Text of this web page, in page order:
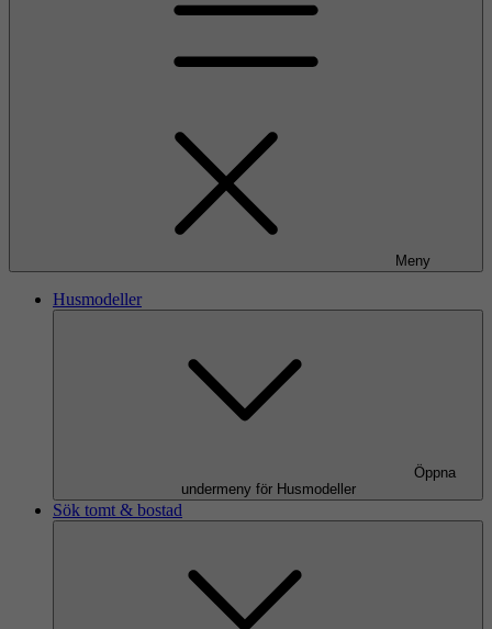
Meny
Husmodeller
Öppna
undermeny för Husmodeller
Sök tomt & bostad